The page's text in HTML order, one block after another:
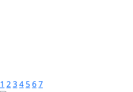
1 234 5 67